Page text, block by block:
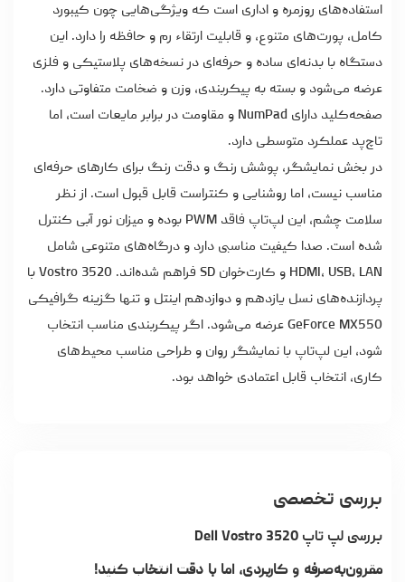
استفاده‌های روزمره و اداری است که ویژگی‌هایی چون کیبورد
کامل، پورت‌های متنوع، و قابلیت ارتقاء رم و حافظه را دارد. این
دستگاه با بدنه‌ای ساده و حرفه‌ای در نسخه‌های پلاستیکی و فلزی
عرضه می‌شود و بسته به پیکربندی، وزن و ضخامت متفاوتی دارد.
صفحه‌کلید دارای NumPad و مقاومت در برابر مایعات است، اما
تاچ‌پد عملکرد متوسطی دارد.
در بخش نمایشگر، پوشش رنگ و دقت رنگ برای کارهای حرفه‌ای
مناسب نیست، اما روشنایی و کنتراست قابل قبول است. از نظر
سلامت چشم، این لپ‌تاپ فاقد PWM بوده و میزان نور آبی کنترل
شده است. صدا کیفیت مناسبی دارد و درگاه‌های متنوعی شامل
HDMI، USB، LAN و کارت‌خوان SD فراهم شده‌اند. Vostro 3520 با
پردازنده‌های نسل یازدهم و دوازدهم اینتل و تنها گزینه گرافیکی
GeForce MX550 عرضه می‌شود. اگر پیکربندی مناسب انتخاب
شود، این لپ‌تاپ با نمایشگر روان و طراحی مناسب محیط‌های
کاری، انتخاب قابل اعتمادی خواهد بود.
بررسی تخصصی
بررسی لپ تاپ Dell Vostro 3520
مقرون‌به‌صرفه و کاربردی، اما با دقت انتخاب کنید!